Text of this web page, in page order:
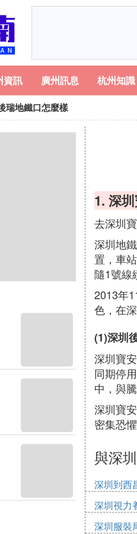
資訊 廣州訊息 杭州知識
瑞地鐵口怎麼樣
1. 深
去深圳
深圳地
置，車
隨1號線
2013年
色，在
(1)深圳
深圳寶
同期停
中，與
深圳寶
密集恐
與深
深圳到西
深圳視力
深圳服裝